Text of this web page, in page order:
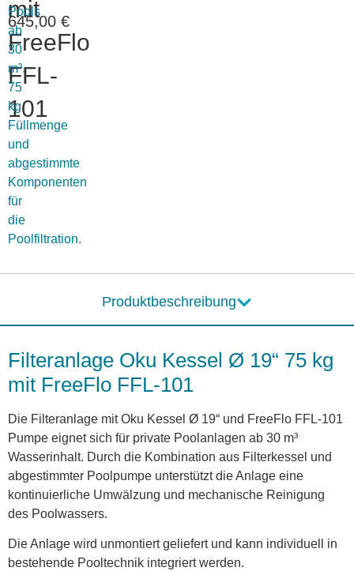
mit
FreeFlo
FFL-
101
Pools
ab
30
m³.
75
kg
Füllmenge
und
abgestimmte
Komponenten
für
die
Poolfiltration.
645,00 €
Produktbeschreibung
Filteranlage Oku Kessel Ø 19“ 75 kg
mit FreeFlo FFL-101
Die Filteranlage mit Oku Kessel Ø 19“ und FreeFlo FFL-101
Pumpe eignet sich für private Poolanlagen ab 30 m³
Wasserinhalt. Durch die Kombination aus Filterkessel und
abgestimmter Poolpumpe unterstützt die Anlage eine
kontinuierliche Umwälzung und mechanische Reinigung
des Poolwassers.
Die Anlage wird unmontiert geliefert und kann individuell in
bestehende Pooltechnik integriert werden.